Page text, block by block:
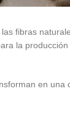
fibras
la producción
en una